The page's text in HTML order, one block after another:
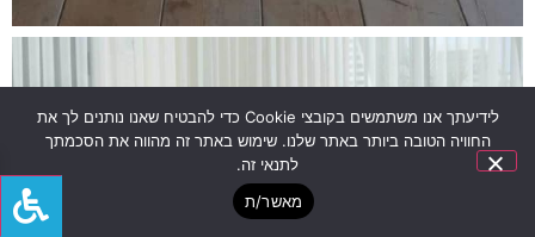
לידיעתך אנו משתמשים בקובצי Cookie כדי להבטיח שאנו נותנים לך את
החוויה הטובה ביותר באתר שלנו. שימוש באתר זה מהווה את הסכמתך
לתנאי זה.
מאשר/ת